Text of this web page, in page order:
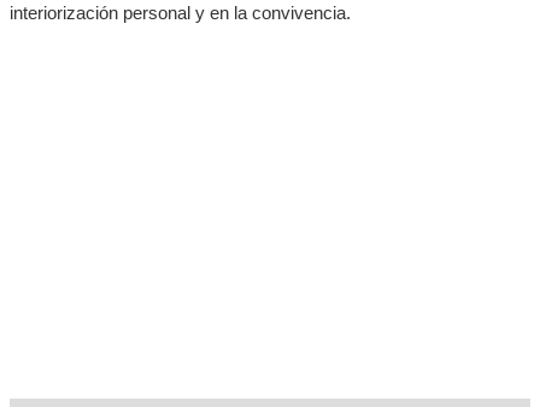
interiorización personal y en la convivencia.